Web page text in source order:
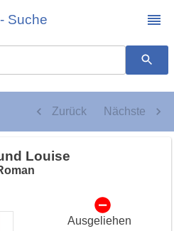
Suche
Zurück Nächste
Louise
Ausgeliehen